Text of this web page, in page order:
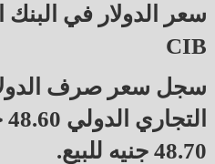
سعر الدولار في البنك
CIB
سجل سعر صرف
48.70 جنيه للبيع.